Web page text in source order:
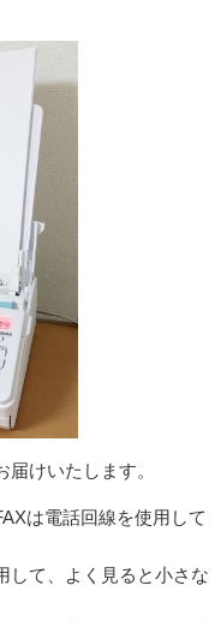
けいたします。
は電話回線を使用して
して、よく見ると小さな